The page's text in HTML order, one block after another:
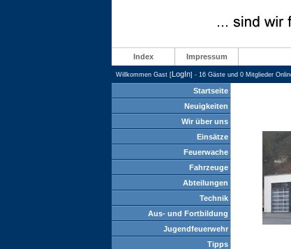
Index Impressum
Willkommen Gast [LogIn] - 16 Gäste und 0 Mitglieder
Startseite
Neuigkeiten
Wir über uns
Einsätze
Feuerwache
Fahrzeuge
Abteilungen
Technik
Aus- und Fortbildung
Jugendfeuerwehr
Tipps